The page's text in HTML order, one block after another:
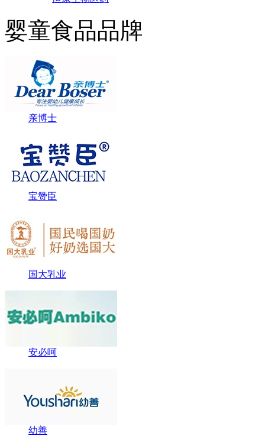
婴童食品品牌
亲博士
宝赞臣
国大乳业
安必呵
幼善